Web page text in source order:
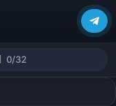
0/32